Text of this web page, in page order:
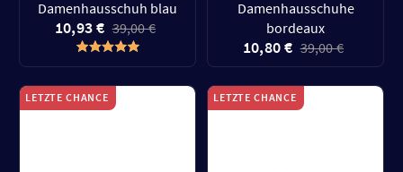
Damenhausschuh blau
10,93 € 39,00 €
Damenhausschuhe
bordeaux
10,80 € 39,00 €
LETZTE CHANCE LETZTE CHANCE